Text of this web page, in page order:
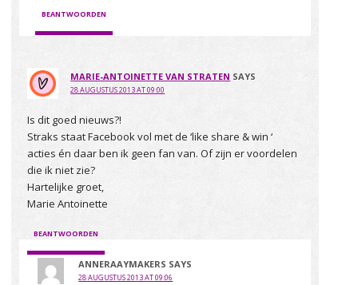
BEANTWOORDEN
MARIE-ANTOINETTE VAN STRATEN SAYS
28 AUGUSTUS 2013 AT 09:00
Is dit goed nieuws?!
Straks staat Facebook vol met de ‘like share & win ‘
acties én daar ben ik geen fan van. Of zijn er voordelen
die ik niet zie?
Hartelijke groet,
Marie Antoinette
BEANTWOORDEN
ANNERAAYMAKERS SAYS
28 AUGUSTUS 2013 AT 09:06